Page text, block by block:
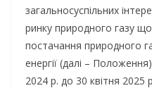
загальносуспільних
ринку природного газу
постачання природного
енергії (далі –
2024 р. до 30 квітня 2025